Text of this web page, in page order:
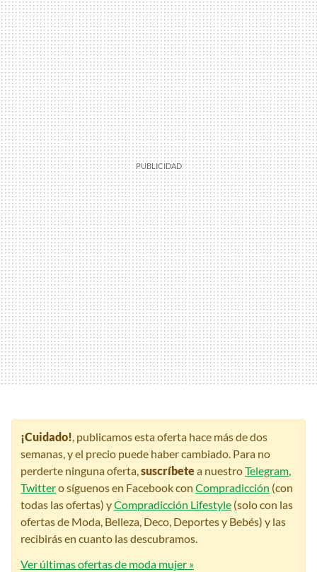
¡Cuidado!, publicamos esta oferta hace más de dos
semanas, y el precio puede haber cambiado. Para no
perderte ninguna oferta,suscríbetea nuestroTelegram,
Twittero síguenos en Facebook con Compradicción (con
todas las ofertas) yCompradicción Lifestyle (solo con las
ofertas de Moda, Belleza, Deco, Deportes y Bebés) y las
recibirás en cuanto las descubramos.
Ver últimas ofertas de moda mujer »